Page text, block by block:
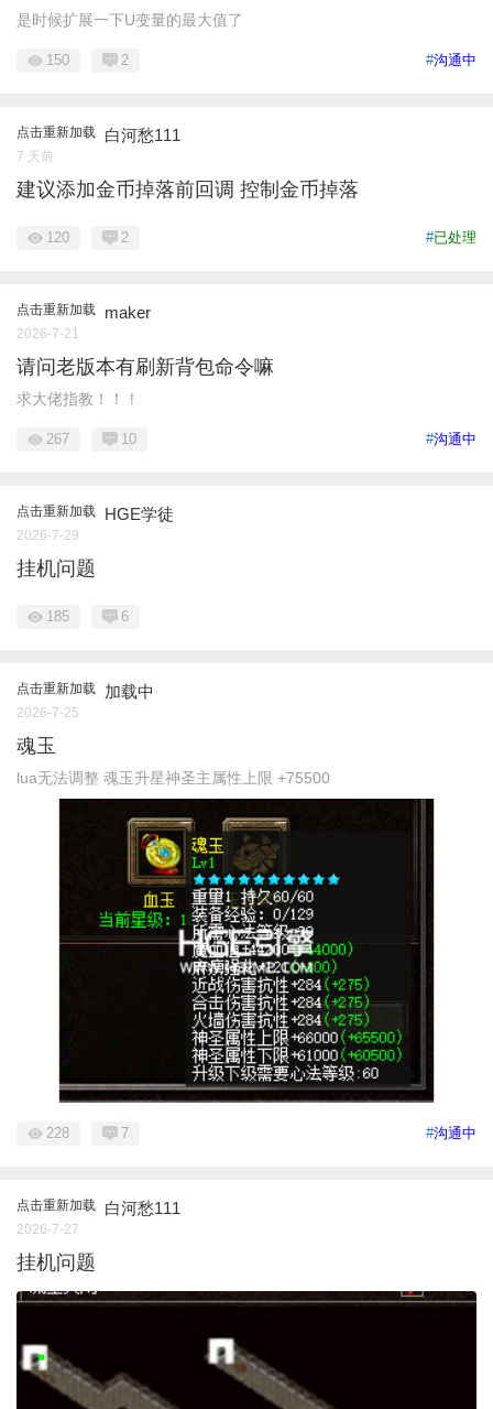
是时候扩展一下U变量的最大值了
#沟通中
150 2
点击重新加载 白河愁111
7 天前
建议添加金币掉落前回调 控制金币掉落
#已处理
120 2
点击重新加载 maker
2026-7-21
请问老版本有刷新背包命令嘛
求大佬指教！！！
#沟通中
267 10
点击重新加载 HGE学徒
2026-7-29
挂机问题
185 6
点击重新加载 加载中
2026-7-25
魂玉
lua无法调整 魂玉升星神圣主属性上限 +75500
#沟通中
228 7
点击重新加载 白河愁111
2026-7-27
挂机问题